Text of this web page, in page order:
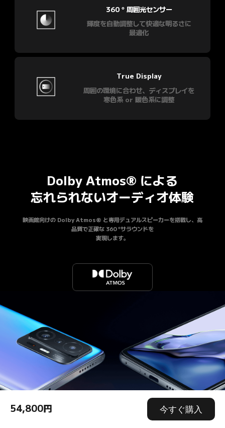
54,800円 今すぐ購入
360 ° 周囲光センサー
輝度を自動調整して快適な明るさに
True Display
周囲の環境に合わせ、ディスプレイを
Dolby Atmos® による
忘れられないオーディオ体験
映画館向けの Dolby Atmos® と専用デュアルスピーカーを搭載し、高
品質で正確な 360 °サラウンドを
実現します。